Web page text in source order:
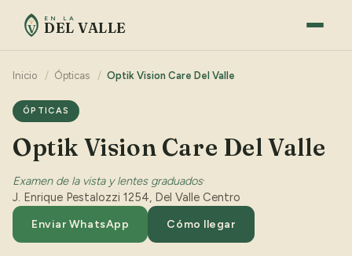
V
EN LA
DEL VALLE
Inicio / Ópticas / Optik Vision Care Del Valle
ÓPTICAS
Optik Vision Care Del Valle
Examen de la vista y lentes graduados·
J. Enrique Pestalozzi 1254, Del Valle Centro
Enviar WhatsApp Cómo llegar